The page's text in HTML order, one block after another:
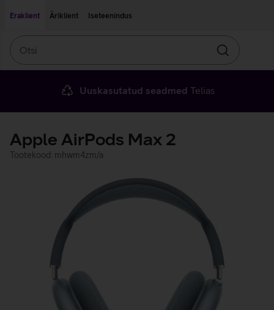
Eraklient
Äriklient Iseteenindus
Otsin
Uuskasutatud seadmed Telias
Apple AirPods Max 2
Tootekood: mhwm4zm/a